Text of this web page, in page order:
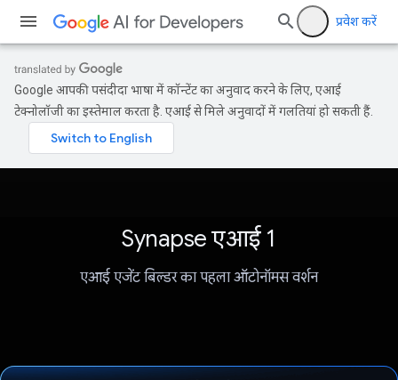
प्रवेश करें
Google आपकी पसंदीदा भाषा में कॉन्टेंट का अनुवाद करने के लिए, एआई
टेक्नोलॉजी का इस्तेमाल करता है. एआई से मिले अनुवादों में गलतियां हो सकती हैं.
Synapse एआई 1
एआई एजेंट बिल्डर का पहला ऑटोनॉमस वर्शन